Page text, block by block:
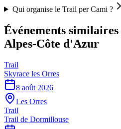
Qui organise le Trail per Cami ?
Événements similaires
Alpes-Côte d'Azur
Trail
Skyrace les Orres
8 août 2026
Les Orres
Trail
Trail de Dormillouse